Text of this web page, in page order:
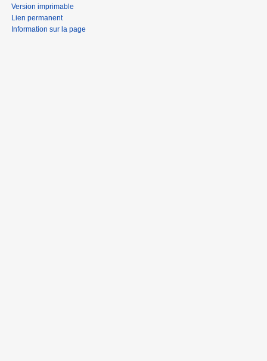
Version imprimable
Lien permanent
Information sur la page